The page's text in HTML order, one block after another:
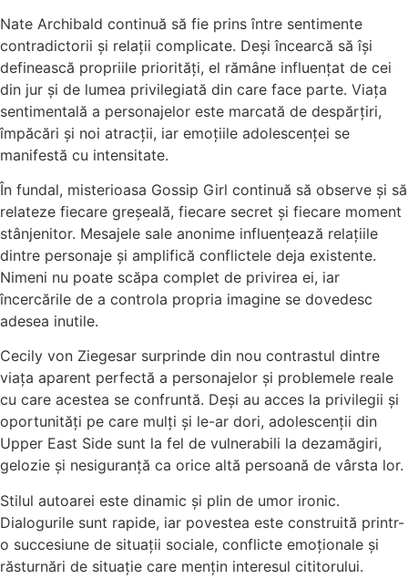
Nate Archibald continuă să fie prins între sentimente
contradictorii și relații complicate. Deși încearcă să își
definească propriile priorități, el rămâne influențat de cei
din jur și de lumea privilegiată din care face parte. Viața
sentimentală a personajelor este marcată de despărțiri,
împăcări și noi atracții, iar emoțiile adolescenței se
manifestă cu intensitate.
În fundal, misterioasa Gossip Girl continuă să observe și să
relateze fiecare greșeală, fiecare secret și fiecare moment
stânjenitor. Mesajele sale anonime influențează relațiile
dintre personaje și amplifică conflictele deja existente.
Nimeni nu poate scăpa complet de privirea ei, iar
încercările de a controla propria imagine se dovedesc
adesea inutile.
Cecily von Ziegesar surprinde din nou contrastul dintre
viața aparent perfectă a personajelor și problemele reale
cu care acestea se confruntă. Deși au acces la privilegii și
oportunități pe care mulți și le-ar dori, adolescenții din
Upper East Side sunt la fel de vulnerabili la dezamăgiri,
gelozie și nesiguranță ca orice altă persoană de vârsta lor.
Stilul autoarei este dinamic și plin de umor ironic.
Dialogurile sunt rapide, iar povestea este construită printr-
o succesiune de situații sociale, conflicte emoționale și
răsturnări de situație care mențin interesul cititorului.